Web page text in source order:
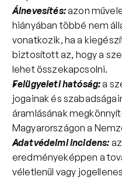
Álnevesítés:azon
hiányában többé nem
vonatkozik, ha a
biztosított az, hogy a
lehet összekapcsolni.
Felügyeleti hatóság:a
jogainak és
áramlásának
Magyarországon a
Adatvédelmi incidens:
eredményeképpen a
véletlenül vagy